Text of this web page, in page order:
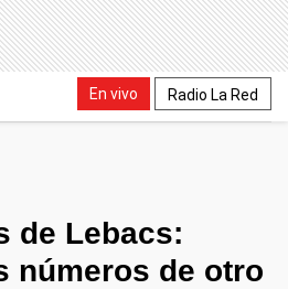
En vivo Radio La Red
de Lebacs:
números de otro